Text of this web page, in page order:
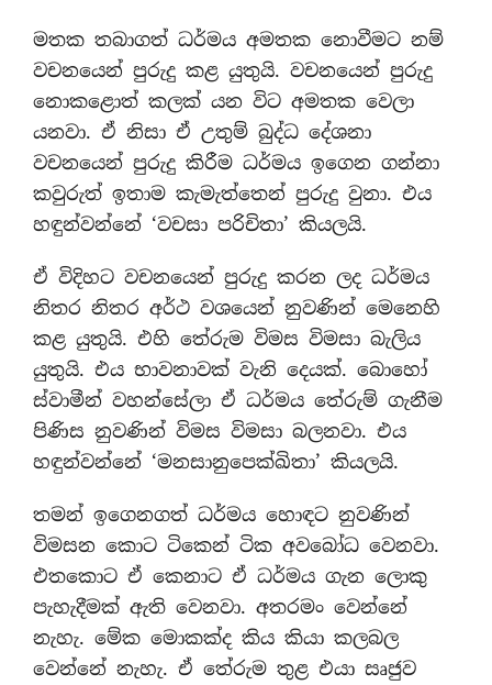
මතක තබාගත් ධර්මය අමතක නොවීමට නම්
වචනයෙන් පුරුදු කළ යුතුයි. වචනයෙන් පුරුදු
නොකළොත් කලක් යන විට අමතක වෙලා
යනවා. ඒ නිසා ඒ උතුම් බුද්ධ දේශනා
වචනයෙන් පුරුදු කිරීම ධර්මය ඉගෙන ගන්නා
කවුරුත් ඉතාම කැමැත්තෙන් පුරුදු වුනා. එය
හඳුන්වන්නේ ‘වචසා පරිචිතා’ කියලයි.
ඒ විදිහට වචනයෙන් පුරුදු කරන ලද ධර්මය
නිතර නිතර අර්ථ වශයෙන් නුවණින් මෙනෙහි
කළ යුතුයි. එහි තේරුම විමස විමසා බැලිය
යුතුයි. එය භාවනාවක් වැනි දෙයක්. බොහෝ
ස්වාමීන් වහන්සේලා ඒ ධර්මය තේරුම් ගැනීම
පිණිස නුවණින් විමස විමසා බලනවා. එය
හඳුන්වන්නේ ‘මනසානුපෙක්ඛිතා’ කියලයි.
තමන් ඉගෙනගත් ධර්මය හොඳට නුවණින්
විමසන කොට ටිකෙන් ටික අවබෝධ වෙනවා.
එතකොට ඒ කෙනාට ඒ ධර්මය ගැන ලොකු
පැහැදීමක් ඇති වෙනවා. අතරමං වෙන්නේ
නැහැ. මේක මොකක්ද කිය කියා කලබල
වෙන්නේ නැහැ. ඒ තේරුම තුළ එයා සෘජුව